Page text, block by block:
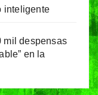
inteligente
mil despensas
en la